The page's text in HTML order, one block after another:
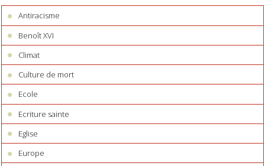
Antiracisme
Benoît XVI
Climat
Culture de mort
Ecole
Ecriture sainte
Eglise
Europe